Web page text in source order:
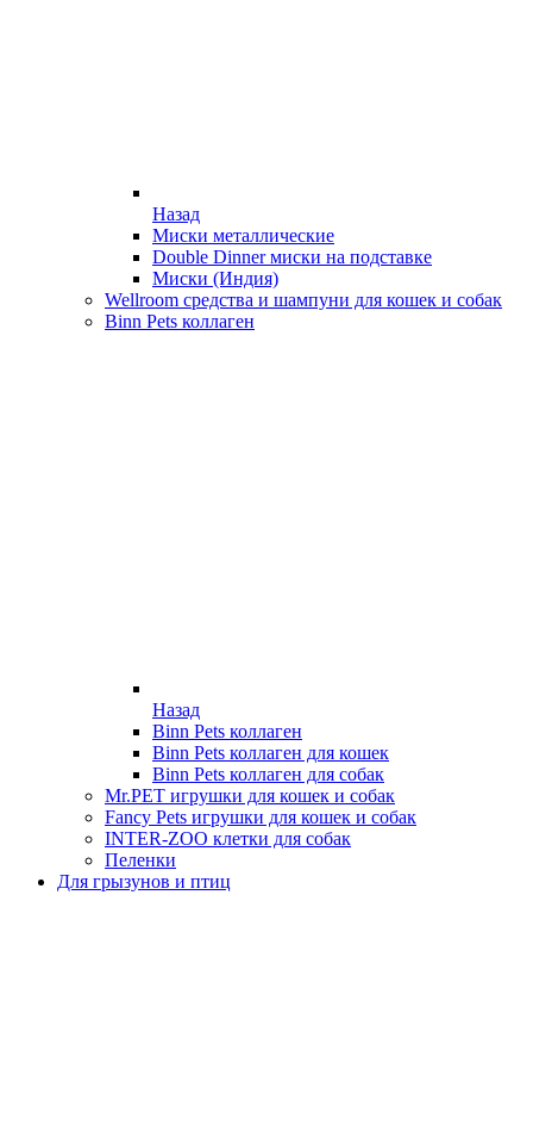
Назад
Миски металлические
Double Dinner миски на подставке
Миски (Индия)
Wellroom средства и шампуни для кошек и собак
Binn Pets коллаген
Назад
Binn Pets коллаген
Binn Pets коллаген для кошек
Binn Pets коллаген для собак
Mr.PET игрушки для кошек и собак
Fancy Pets игрушки для кошек и собак
INTER-ZOO клетки для собак
Пеленки
Для грызунов и птиц